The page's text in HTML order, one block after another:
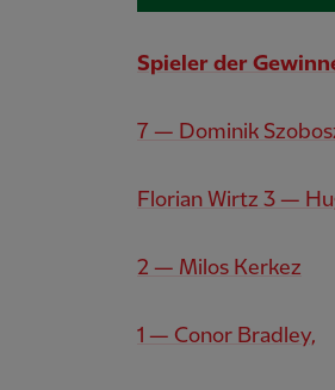
Spieler der
7 — Dominik
Florian Wirtz 3 —
2 — Milos Kerkez
1 — Conor Bradley,